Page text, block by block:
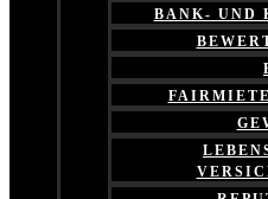
BANK- UND